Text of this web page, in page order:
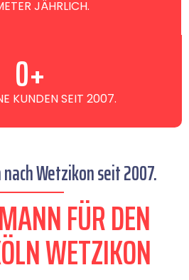
JÄHRLICH.
KUNDEN SEIT 2007.
0+
Wetzikon seit 2007.
FÜR DEN
WETZIKON